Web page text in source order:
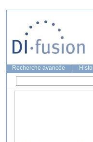
Recherche avancée